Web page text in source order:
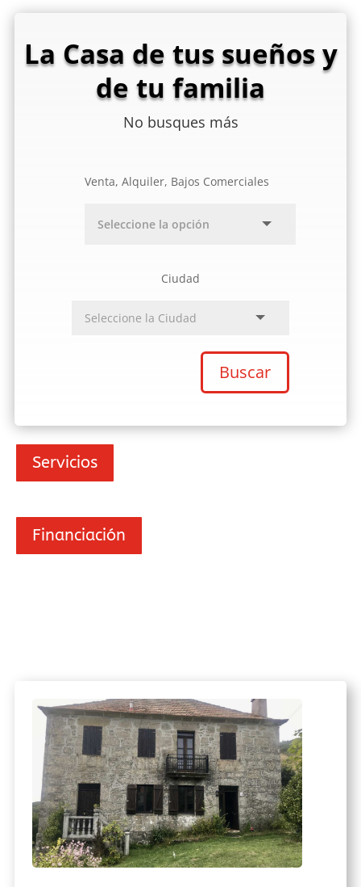
La Casa de tus sueños y
de tu familia
No busques más
Venta, Alquiler, Bajos Comerciales
Ciudad
Buscar
Servicios
Financiación